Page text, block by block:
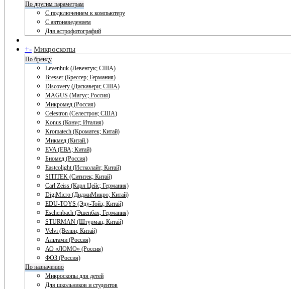
По другим параметрам
С подключением к компьютеру
С автонаведением
Для астрофотографий
+- Микроскопы
По бренду
Levenhuk (Левенгук; США)
Bresser (Брессер; Германия)
Discovery (Дискавери; США)
MAGUS (Магус; Россия)
Микромед (Россия)
Celestron (Селестрон; США)
Konus (Конус; Италия)
Kromatech (Кроматек; Китай)
Микмед (Китай.)
EVA (ЕВА; Китай)
Биомед (Россия)
Eastcolight (Истколайт; Китай)
SITITEK (Сититек; Китай)
Carl Zeiss (Карл Цейс; Германия)
DigiMicro (ДиджиМикро; Китай)
EDU-TOYS (Эду-Тойз; Китай)
Eschenbach (Эшенбах; Германия)
STURMAN (Штурман; Китай)
Velvi (Велви; Китай)
Альтами (Россия)
АО «ЛОМО» (Россия)
ФОЗ (Россия)
По назначению
Микроскопы для детей
Для школьников и студентов